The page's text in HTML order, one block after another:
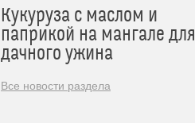
Кукуруза с маслом и
паприкой на мангале для
дачного ужина
Все новости раздела